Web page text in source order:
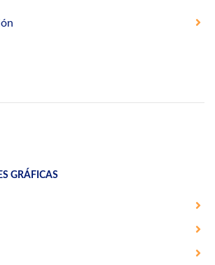
GRÁFICAS